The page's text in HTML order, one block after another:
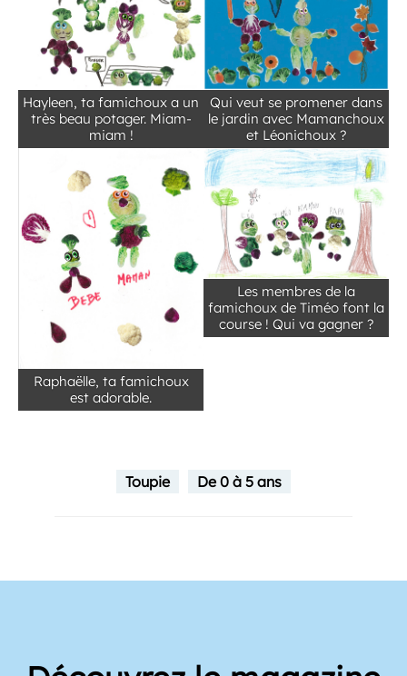
Hayleen, ta famichoux a un
très beau potager. Miam-
miam !
Qui veut se promener dans
le jardin avec Mamanchoux
et Léonichoux ?
Raphaëlle, ta famichoux
est adorable.
Les membres de la
famichoux de Timéo font la
course ! Qui va gagner ?
Toupie De 0 à 5 ans